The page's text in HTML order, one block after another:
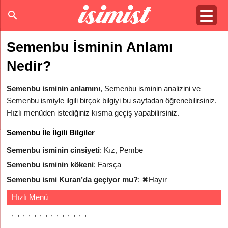
Semenbu İsminin Anlamı
Nedir?
Semenbu isminin anlamını, Semenbu isminin analizini ve
Semenbu ismiyle ilgili birçok bilgiyi bu sayfadan öğrenebilirsiniz.
Hızlı menüden istediğiniz kısma geçiş yapabilirsiniz.
Semenbu İle İlgili Bilgiler
Semenbu isminin cinsiyeti: Kız, Pembe
Semenbu isminin kökeni: Farsça
Semenbu ismi Kuran’da geçiyor mu?: ✖Hayır
Hızlı Menü